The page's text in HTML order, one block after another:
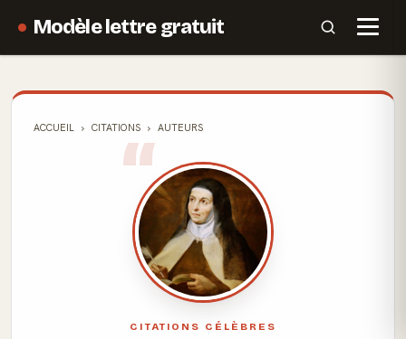
Modèle lettre gratuit
ACCUEIL CITATIONS AUTEURS
CITATIONS CÉLÈBRES